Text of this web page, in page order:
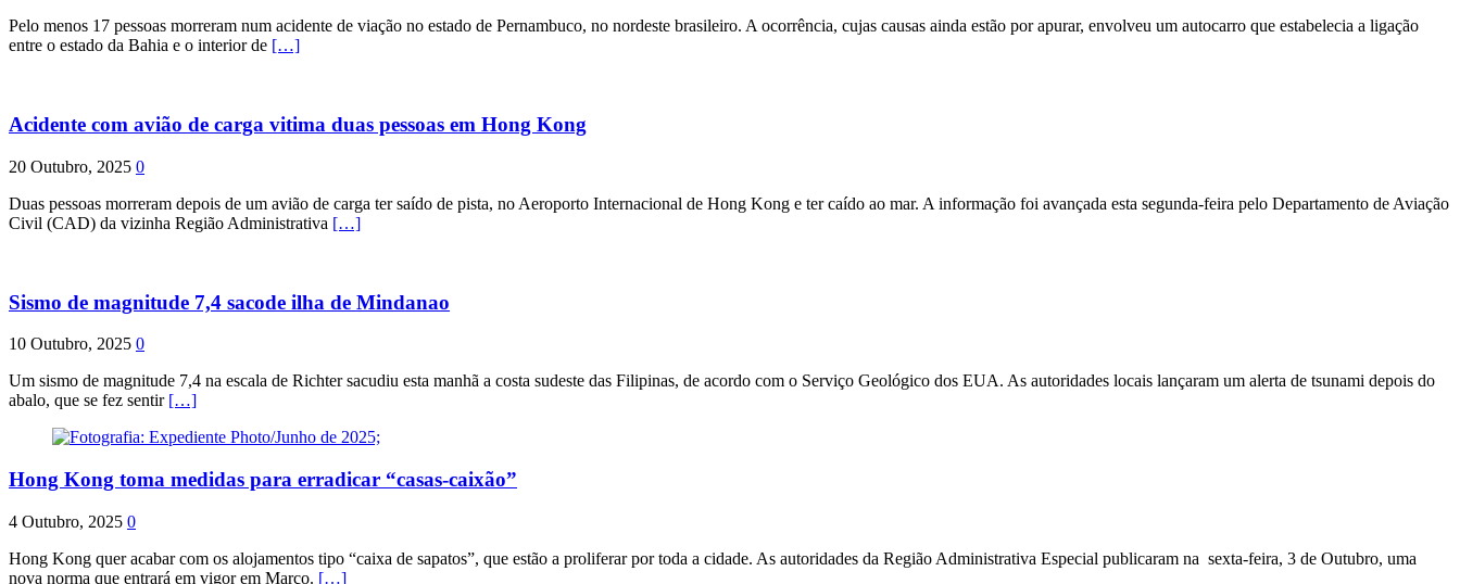
Pelo menos 17 pessoas morreram num acidente de viação no estado de Pernambuco, no nordeste brasileiro. A ocorrência, cujas causas ainda estão por apurar, envolveu um autocarro que estabelecia a ligação
entre o estado da Bahia e o interior de […]
Acidente com avião de carga vitima duas pessoas em Hong Kong
20 Outubro, 2025 0
Duas pessoas morreram depois de um avião de carga ter saído de pista, no Aeroporto Internacional de Hong Kong e ter caído ao mar. A informação foi avançada esta segunda-feira pelo Departamento de Aviação
Civil (CAD) da vizinha Região Administrativa […]
Sismo de magnitude 7,4 sacode ilha de Mindanao
10 Outubro, 2025 0
Um sismo de magnitude 7,4 na escala de Richter sacudiu esta manhã a costa sudeste das Filipinas, de acordo com o Serviço Geológico dos EUA. As autoridades locais lançaram um alerta de tsunami depois do
abalo, que se fez sentir […]
Hong Kong toma medidas para erradicar “casas-caixão”
4 Outubro, 2025 0
Hong Kong quer acabar com os alojamentos tipo “caixa de sapatos”, que estão a proliferar por toda a cidade. As autoridades da Região Administrativa Especial publicaram na sexta-feira, 3 de Outubro, uma
nova norma que entrará em vigor em Março. […]